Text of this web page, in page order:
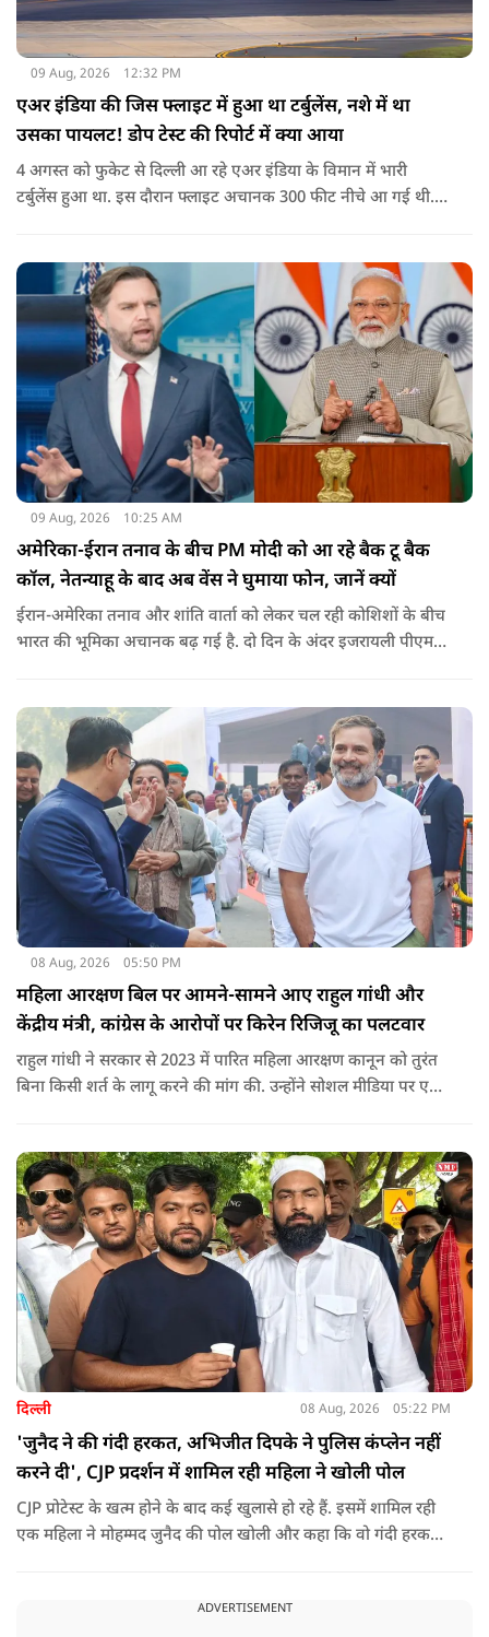
09 Aug, 2026 12:32 PM
एअर इंडिया की जिस फ्लाइट में हुआ था टर्बुलेंस, नशे में था
उसका पायलट! डोप टेस्ट की रिपोर्ट में क्या आया
4 अगस्त को फुकेट से दिल्ली आ रहे एअर इंडिया के विमान में भारी
टर्बुलेंस हुआ था. इस दौरान फ्लाइट अचानक 300 फीट नीचे आ गई थी.
09 Aug, 2026 10:25 AM
अमेरिका-ईरान तनाव के बीच PM मोदी को आ रहे बैक टू बैक
कॉल, नेतन्याहू के बाद अब वेंस ने घुमाया फोन, जानें क्यों
ईरान-अमेरिका तनाव और शांति वार्ता को लेकर चल रही कोशिशों के बीच
भारत की भूमिका अचानक बढ़ गई है. दो दिन के अंदर इजरायली पीएम
08 Aug, 2026 05:50 PM
महिला आरक्षण बिल पर आमने-सामने आए राहुल गांधी और
केंद्रीय मंत्री, कांग्रेस के आरोपों पर किरेन रिजिजू का पलटवार
राहुल गांधी ने सरकार से 2023 में पारित महिला आरक्षण कानून को तुरंत
बिना किसी शर्त के लागू करने की मांग की. उन्होंने सोशल मीडिया पर एक
दिल्ली 08 Aug, 2026 05:22 PM
'जुनैद ने की गंदी हरकत, अभिजीत दिपके ने पुलिस कंप्लेन नहीं
करने दी', CJP प्रदर्शन में शामिल रही महिला ने खोली पोल
CJP प्रोटेस्ट के खत्म होने के बाद कई खुलासे हो रहे हैं. इसमें शामिल रही
एक महिला ने मोहम्मद जुनैद की पोल खोली और कहा कि वो गंदी हरकतें
ADVERTISEMENT